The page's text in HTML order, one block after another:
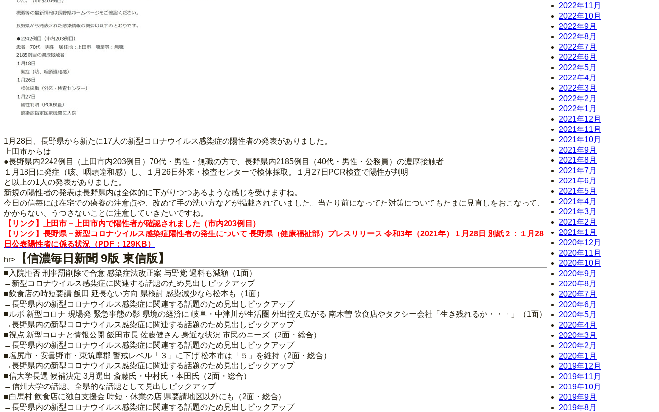
1月28日、長野県から新たに17人の新型コロナウイルス感染症の陽性者の発表がありました。
上田市からは
●長野県内2242例目（上田市内203例目）70代・男性・無職の方で、長野県内2185例目（40代・男性・公務員）の濃厚接触者
１月18日に発症（咳、咽頭違和感）し、１月26日外来・検査センターで検体採取。１月27日PCR検査で陽性が判明
と以上の1人の発表がありました。
新規の陽性者の発表は長野県内は全体的に下がりつつあるような感じを受けますね。
今日の信毎には在宅での療養の注意点や、改めて手の洗い方などが掲載されていました。当たり前になってた対策についてもたまに見直しをおこなって、
かからない、うつさないことに注意していきたいですね。
【リンク】上田市－上田市内で陽性者が確認されました（市内203例目）
【リンク】長野県－新型コロナウイルス感染症陽性者の発生について 長野県（健康福祉部）プレスリリース 令和3年（2021年）１月28日 別紙２：１月28
日公表陽性者に係る状況（PDF：129KB）
hr>
【信濃毎日新聞 9版 東信版】
■入院拒否 刑事罰削除で合意 感染症法改正案 与野党 過料も減額（1面）
→新型コロナウイルス感染症に関連する話題のため見出しピックアップ
■飲食店の時短要請 飯田 延長ない方向 県検討 感染減少なら松本も（1面）
→長野県内の新型コロナウイルス感染症に関連する話題のため見出しピックアップ
■ルポ 新型コロナ 現場発 緊急事態の影 県境の経済に 岐阜・中津川が生活圏 外出控え広がる 南木曽 飲食店やタクシー会社「生き残れるか・・・」（1面）
→長野県内の新型コロナウイルス感染症に関連する話題のため見出しピックアップ
■視点 新型コロナと情報公開 飯田市長 佐藤健さん 身近な状況 市民のニーズ（2面・総合）
→長野県内の新型コロナウイルス感染症に関連する話題のため見出しピックアップ
■塩尻市・安曇野市・東筑摩郡 警戒レベル「３」に下げ 松本市は「５」を維持（2面・総合）
→長野県内の新型コロナウイルス感染症に関連する話題のため見出しピックアップ
■信大学長選 候補決定 3月選出 斎藤氏・中村氏・本田氏（2面・総合）
→信州大学の話題。全県的な話題として見出しピックアップ
■白馬村 飲食店に独自支援金 時短・休業の店 県要請地区以外にも（2面・総合）
→長野県内の新型コロナウイルス感染症に関連する話題のため見出しピックアップ
2022年11月
2022年10月
2022年9月
2022年8月
2022年7月
2022年6月
2022年5月
2022年4月
2022年3月
2022年2月
2022年1月
2021年12月
2021年11月
2021年10月
2021年9月
2021年8月
2021年7月
2021年6月
2021年5月
2021年4月
2021年3月
2021年2月
2021年1月
2020年12月
2020年11月
2020年10月
2020年9月
2020年8月
2020年7月
2020年6月
2020年5月
2020年4月
2020年3月
2020年2月
2020年1月
2019年12月
2019年11月
2019年10月
2019年9月
2019年8月